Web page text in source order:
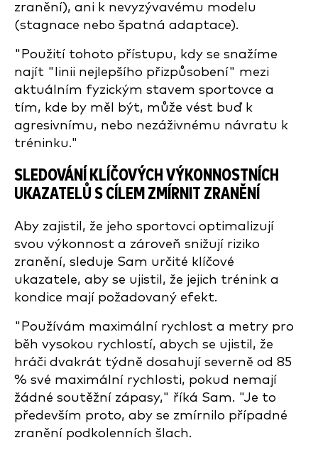
zranění), ani k nevyzývavému modelu
(stagnace nebo špatná adaptace).
"Použití tohoto přístupu, kdy se snažíme
najít "linii nejlepšího přizpůsobení" mezi
aktuálním fyzickým stavem sportovce a
tím, kde by měl být, může vést buď k
agresivnímu, nebo nezáživnému návratu k
tréninku."
SLEDOVÁNÍ KLÍČOVÝCH VÝKONNOSTNÍCH
UKAZATELŮ S CÍLEM ZMÍRNIT ZRANĚNÍ
Aby zajistil, že jeho sportovci optimalizují
svou výkonnost a zároveň snižují riziko
zranění, sleduje Sam určité klíčové
ukazatele, aby se ujistil, že jejich trénink a
kondice mají požadovaný efekt.
"Používám maximální rychlost a metry pro
běh vysokou rychlostí, abych se ujistil, že
hráči dvakrát týdně dosahují severně od 85
% své maximální rychlosti, pokud nemají
žádné soutěžní zápasy," říká Sam. "Je to
především proto, aby se zmírnilo případné
zranění podkolenních šlach.